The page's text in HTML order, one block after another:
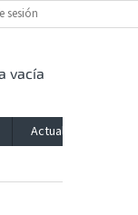
BLOG
sesión
vacía
Actualización